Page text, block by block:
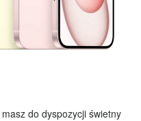
do dyspozycji świetny